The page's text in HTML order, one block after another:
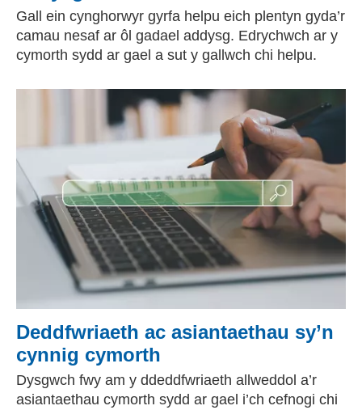
Gall ein cynghorwyr gyrfa helpu eich plentyn gyda’r
camau nesaf ar ôl gadael addysg. Edrychwch ar y
cymorth sydd ar gael a sut y gallwch chi helpu.
Deddfwriaeth ac asiantaethau sy’n
cynnig cymorth
Dysgwch fwy am y ddeddfwriaeth allweddol a’r
asiantaethau cymorth sydd ar gael i’ch cefnogi chi